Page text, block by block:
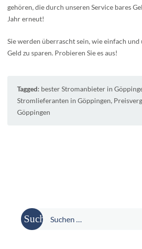
gehören, die durch unseren Service bares
Jahr erneut!
Sie werden überrascht sein, wie einfach
Geld zu sparen. Probieren Sie es aus!
Tagged: bester Stromanbieter in
Stromlieferanten in Göppingen,
Göppingen
Suche
nach: